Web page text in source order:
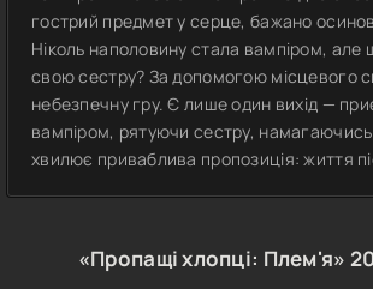
гострий предмет у серце, бажано
Ніколь наполовину стала вампіром,
свою сестру? За допомогою місцевого
небезпечну гру. Є лише один вихід —
вампіром, рятуючи сестру,
хвилює приваблива пропозиція: життя
«Пропащі хлопці: Плем'я»